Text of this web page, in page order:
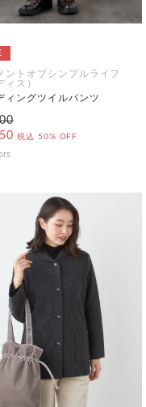
ントオブシンプルライフ
ィス）
ィングツイルパンツ
税込 50% OFF